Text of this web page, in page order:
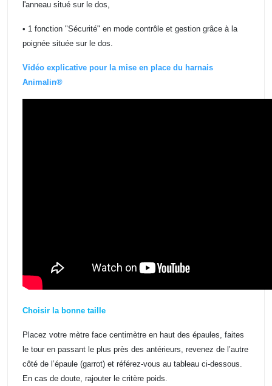
l'anneau situé sur le dos,
• 1 fonction "Sécurité" en mode contrôle et gestion grâce à la
poignée située sur le dos.
Vidéo explicative pour la mise en place du harnais
Animalin®
Choisir la bonne taille
Placez votre mètre face centimètre en haut des épaules, faites
le tour en passant le plus près des antérieurs, revenez de l’autre
côté de l’épaule (garrot) et référez-vous au tableau ci-dessous.
En cas de doute, rajouter le critère poids.